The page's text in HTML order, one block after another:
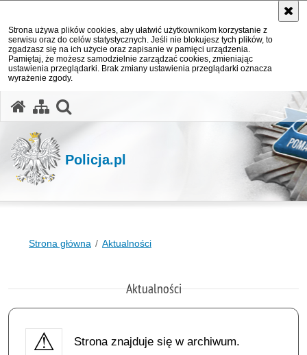
Strona używa plików cookies, aby ułatwić użytkownikom korzystanie z
serwisu oraz do celów statystycznych. Jeśli nie blokujesz tych plików, to
zgadzasz się na ich użycie oraz zapisanie w pamięci urządzenia.
Pamiętaj, że możesz samodzielnie zarządzać cookies, zmieniając
ustawienia przeglądarki. Brak zmiany ustawienia przeglądarki oznacza
wyrażenie zgody.
Policja.pl
Strona główna Aktualności
Aktualności
Strona znajduje się w archiwum.